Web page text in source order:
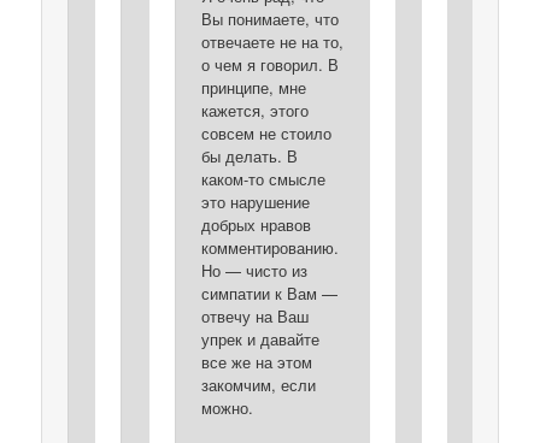
Вы понимаете, что
отвечаете не на то,
о чем я говорил. В
принципе, мне
кажется, этого
совсем не стоило
бы делать. В
каком-то смысле
это нарушение
добрых нравов
комментированию.
Но — чисто из
симпатии к Вам —
отвечу на Ваш
упрек и давайте
все же на этом
закомчим, если
можно.